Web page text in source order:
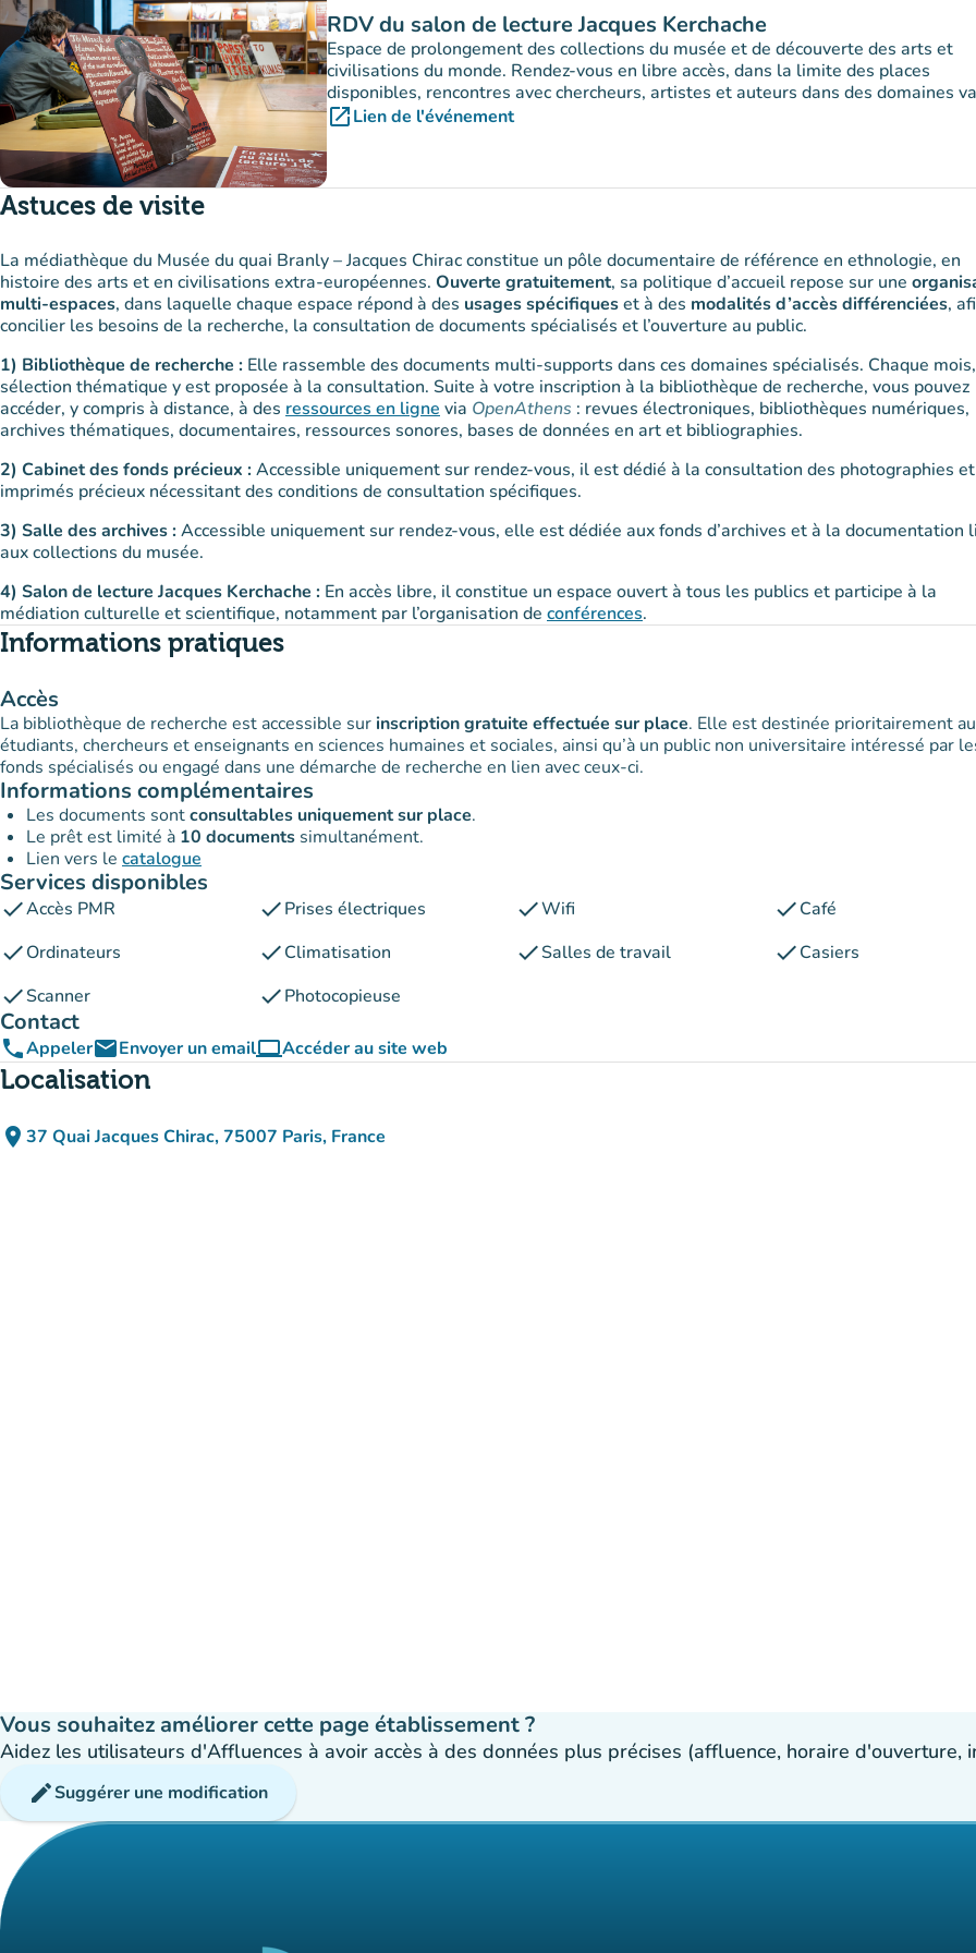
RDV du salon de lecture Jacques Kerchache
Espace de prolongement des collections du musée et de découverte des arts et
civilisations du monde. Rendez-vous en libre accès, dans la limite des places
disponibles, rencontres avec chercheurs, artistes et auteurs dans des domaines
open_in_newLien de l'événement
(nouvel onglet)
Astuces de visite
La médiathèque du Musée du quai Branly – Jacques Chirac constitue un pôle documentaire de référence en ethnologie, en
histoire des arts et en civilisations extra-européennes. Ouverte gratuitement, sa politique d’accueil repose sur une
multi-espaces, dans laquelle chaque espace répond à des usages spécifiqueset à des modalités d’accès différenciées,
concilier les besoins de la recherche, la consultation de documents spécialisés et l’ouverture au public.
1) Bibliothèque de recherche : Elle rassemble des documents multi-supports dans ces domaines spécialisés. Chaque
sélection thématique y est proposée à la consultation. Suite à votre inscription à la bibliothèque de recherche, vous pouvez
accéder, y compris à distance, à des ressources en ligne via OpenAthens : revues électroniques, bibliothèques numériques,
archives thématiques, documentaires, ressources sonores, bases de données en art et bibliographies.
2) Cabinet des fonds précieux :Accessible uniquement sur rendez-vous, il est dédié à la consultation des photographies
imprimés précieux nécessitant des conditions de consultation spécifiques.
3) Salle des archives :Accessible uniquement sur rendez-vous, elle est dédiée aux fonds d’archives et à la documentation
aux collections du musée.
4) Salon de lecture Jacques Kerchache : En accès libre, il constitue un espace ouvert à tous les publics et participe à la
médiation culturelle et scientifique, notamment par l’organisation de conférences.
Informations pratiques
Accès
La bibliothèque de recherche est accessible surinscription gratuite effectuée sur place. Elle est destinée prioritairement
étudiants, chercheurs et enseignants en sciences humaines et sociales, ainsi qu’à un public non universitaire intéressé par
fonds spécialisés ou engagé dans une démarche de recherche en lien avec ceux-ci.
Informations complémentaires
Les documents sontconsultables uniquement sur place.
Le prêt est limité à 10 documents simultanément.
Lien vers le catalogue
Services disponibles
checkAccès PMR checkPrises électriques checkWifi checkCafé
checkOrdinateurs checkClimatisation checkSalles de travail checkCasiers
checkScanner checkPhotocopieuse
Contact
phoneAppeleremailEnvoyer un emailcomputerAccéder au site web
(nouvel onglet)
Localisation
place 37 Quai Jacques Chirac, 75007 Paris, France
(ouvrir dans Google Maps)
(nouvel onglet)
Vous souhaitez améliorer cette page établissement ?
Aidez les utilisateurs d'Affluences à avoir accès à des données plus précises (affluence, horaire d'ouverture,
editSuggérer une modification